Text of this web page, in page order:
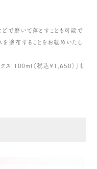
で磨いて落とすことも可能で
を塗布することをお勧めいたし
ス 100ml（税込¥1,650）」も